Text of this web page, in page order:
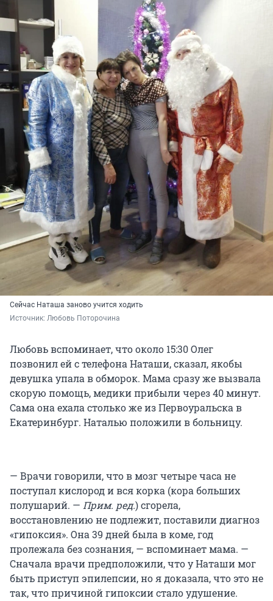
Сейчас Наташа заново учится ходить
Источник: Любовь Поторочина
Любовь вспоминает, что около 15:30 Олег
позвонил ей с телефона Наташи, сказал, якобы
девушка упала в обморок. Мама сразу же вызвала
скорую помощь, медики прибыли через 40 минут.
Сама она ехала столько же из Первоуральска в
Екатеринбург. Наталью положили в больницу.
— Врачи говорили, что в мозг четыре часа не
поступал кислород и вся корка (кора больших
полушарий. — Прим. ред.) сгорела,
восстановлению не подлежит, поставили диагноз
«гипоксия». Она 39 дней была в коме, год
пролежала без сознания, — вспоминает мама. —
Сначала врачи предположили, что у Наташи мог
быть приступ эпилепсии, но я доказала, что это не
так, что причиной гипоксии стало удушение.